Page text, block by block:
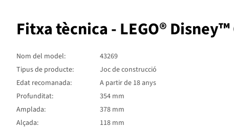
Fitxa tècnica - LEGO®
Nom del model:
43269
Tipus de producte:
Joc de construcció
Edat recomanada:
A partir de 18 anys
Profunditat:
354 mm
Amplada:
378 mm
Alçada:
118 mm